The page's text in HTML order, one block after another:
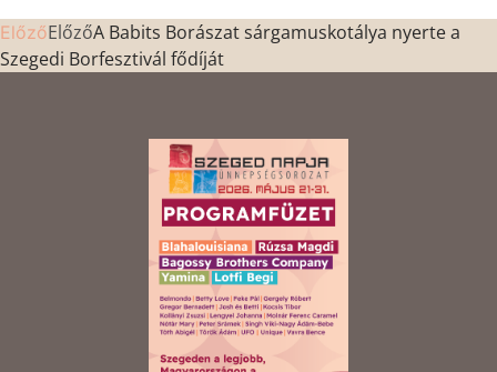
ElőzőElőzőA Babits Borászat sárgamuskotálya nyerte a
Szegedi Borfesztivál fődíját